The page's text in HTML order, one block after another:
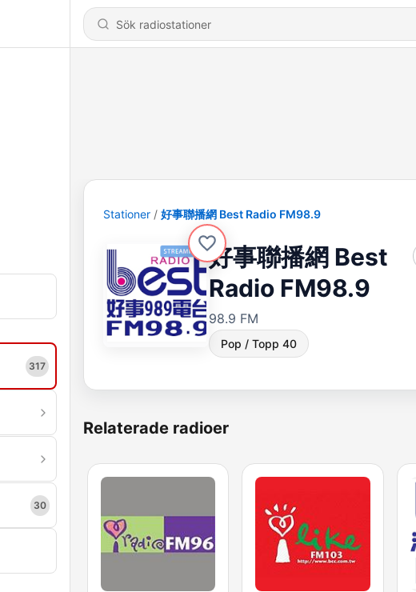
317
30
Stationer 好事聯播網 Best Radio FM98.9
好事聯播網 Best
Radio FM98.9
98.9 FM
Pop / Topp 40
Relaterade radioer